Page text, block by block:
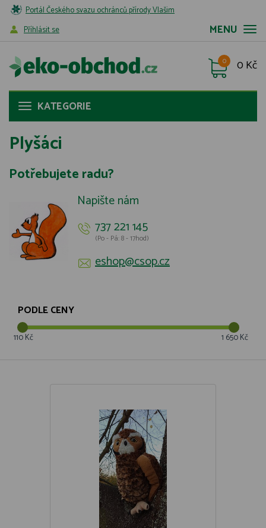
Portál Českého svazu ochránců přírody Vlašim
MENU
Příhlásit se
0 Kč
0
KATEGORIE
Plyšáci
Potřebujete radu?
Napište nám
737 221 145
(Po - Pá: 8 - 17hod)
eshop@csop.cz
PODLE CENY
110 Kč 1 650 Kč